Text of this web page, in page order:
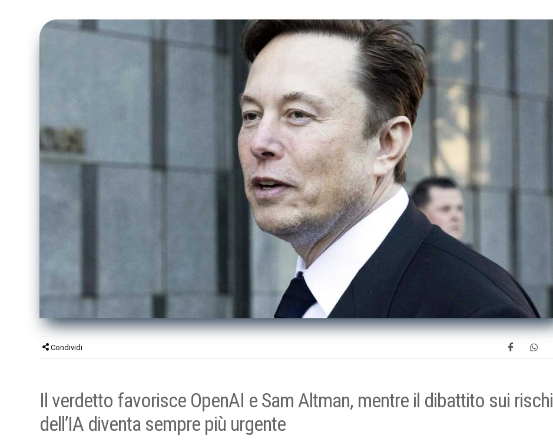
Condividi
Il verdetto favorisce OpenAI e Sam Altman, mentre il dibattito sui rischi
dell’IA diventa sempre più urgente